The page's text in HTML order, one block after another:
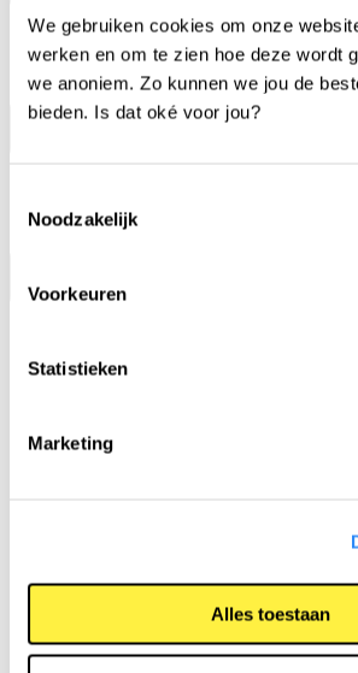
We gebruiken cookies om onze
werken en om te zien hoe deze wordt
we anoniem. Zo kunnen we jou de
bieden. Is dat oké voor jou?
Noodzakelijk
Voorkeuren
Statistieken
Marketing
Alles toestaan
Ademlessen
Thema’s